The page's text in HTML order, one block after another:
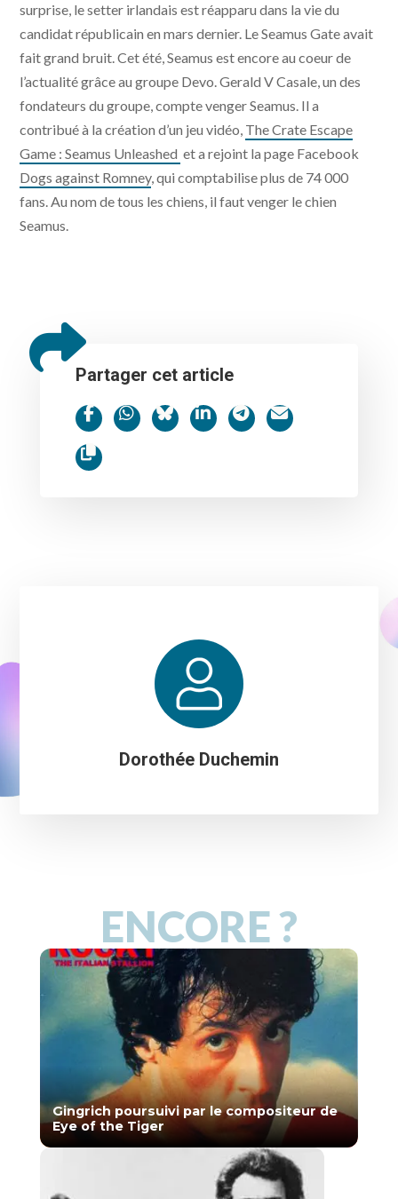
surprise, le setter irlandais est réapparu dans la vie du
candidat républicain en mars dernier. Le Seamus Gate avait
fait grand bruit. Cet été, Seamus est encore au coeur de
l’actualité grâce au groupe Devo. Gerald V Casale, un des
fondateurs du groupe, compte venger Seamus. Il a
contribué à la création d’un jeu vidéo, The Crate Escape
Game : Seamus Unleashed et a rejoint la page Facebook
Dogs against Romney, qui comptabilise plus de 74 000
fans. Au nom de tous les chiens, il faut venger le chien
Seamus.
Partager cet article
Dorothée Duchemin
ENCORE ?
Gingrich poursuivi par le compositeur de
Eye of the Tiger